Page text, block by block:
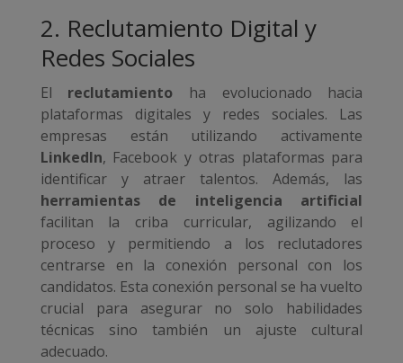
2. Reclutamiento Digital y
Redes Sociales
El reclutamiento ha evolucionado hacia
plataformas digitales y redes sociales. Las
empresas están utilizando activamente
LinkedIn, Facebook y otras plataformas para
identificar y atraer talentos. Además, las
herramientas de inteligencia artificial
facilitan la criba curricular, agilizando el
proceso y permitiendo a los reclutadores
centrarse en la conexión personal con los
candidatos. Esta conexión personal se ha vuelto
crucial para asegurar no solo habilidades
técnicas sino también un ajuste cultural
adecuado.